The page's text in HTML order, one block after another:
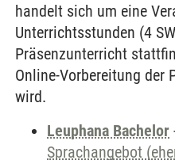
handelt sich um eine
Unterrichtsstunden (4
Präsenzunterricht
Online-Vorbereitung der
wird.
Leuphana Bachelor
Sprachangebot